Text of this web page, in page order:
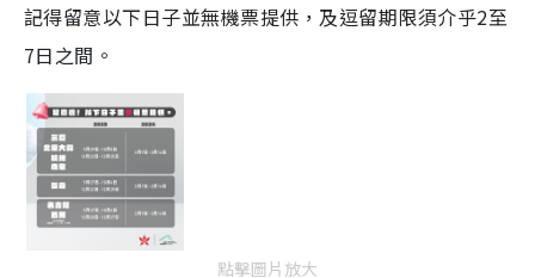
記得留意以下日子並無機票提供，及逗留期限須介乎2至
7日之間。
點擊圖片放大